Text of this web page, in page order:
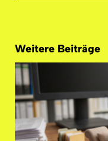
Weitere Beiträge